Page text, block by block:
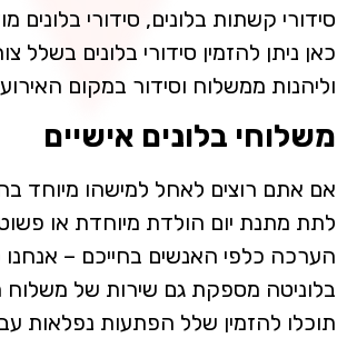
סידורי קשתות בלונים, סידורי בלונים
כאן ניתן להזמין סידורי בלונים בשלל
וליהנות ממשלוח וסידור במקום
משלוחי בלונים אישיים
אם אתם רוצים לאחל למישהו מיוחד
לתת מתנת יום הולדת מיוחדת או
הערכה כלפי האנשים בחייכם – אנחנו
בלוניטה מספקת גם שירות של משלוח
תוכלו להזמין שלל הפתעות נפלאות